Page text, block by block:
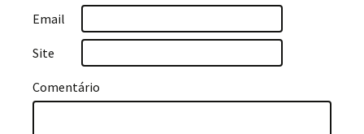
Email
Site
Comentário